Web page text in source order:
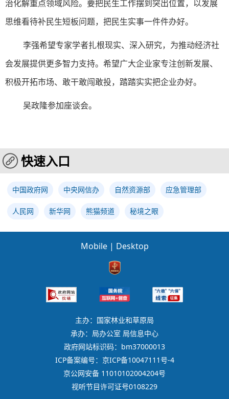
治化解重点领域风险。要把民生工作摆到突出位置，以发展
思维看待补民生短板问题，把民生实事一件件办好。
李强希望专家学者扎根现实、深入研究，为推动经济社
会发展提供更多智力支持。希望广大企业家专注创新发展、
积极开拓市场、敢干敢闯敢投，踏踏实实把企业办好。
吴政隆参加座谈会。
快速入口
中国政府网 中央网信办 自然资源部 应急管理部
人民网 新华网 熊猫频道 秘境之眼
Mobile | Desktop
主办：国家林业和草原局
承办：局办公室 局信息中心
政府网站标识码：bm37000013
ICP备案编号：京ICP备10047111号-4
京公网安备 11010102004204号
视听节目许可证号0108229